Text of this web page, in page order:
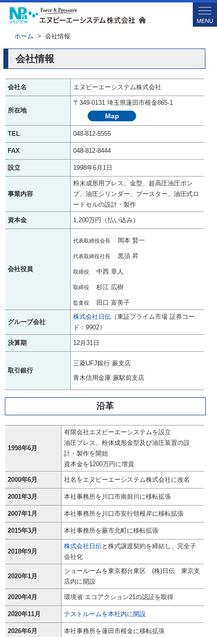
ホーム > 会社情報
会社情報
会社名 エヌピーエーシステム株式会社
所在地
〒349-0131 埼玉県蓮田市根金865-1
Map
TEL 048-812-5555
FAX 048-812-8444
設立 1998年6月1日
事業内容
粉末成形用プレス、金型、超高圧油圧ポン
プ、油圧シリンダー、ブースター、油圧式ロ
ードセルの設計・製作
資本金 1,200万円（払い込み）
会社役員
代表取締役会長 岡本 賢一
代表取締役社長 黒須 昇
取締役 中西 章人
取締役 杉江 広樹
監査役 田口 富美子
グループ会社
株式会社日伝 （東証プライム市場 証券コー
ド：9902）
決算期 12月31日
取引銀行
三菱UFJ銀行 蕨支店
青木信用金庫 蕨駅前支店
沿革
1998年6月
有限会社エヌピーエーシステムを設立
油圧プレス、粉体成形金型及び油圧装置の設
計・製作を開始
資本金を1200万円に増資
2000年6月 社名をエヌピーエーシステム株式会社に改名
2001年3月 本社事務所を川口市南前川に移転拡張
2007年1月 本社事務所を川口市安行領根岸に移転拡張
2015年3月 本社事務所を蕨市北町に移転拡張
2018年9月
株式会社日伝と株式譲渡契約を締結し、完全子
会社化
2020年1月
ショールームを東京都台東区 (株)日伝 東京支
店内に開設
2020年4月 環境省 エコアクション21の認証を取得
2020年11月 テストルームを本社内に開設
2026年6月 本社事務所を蓮田市根金に移転拡張